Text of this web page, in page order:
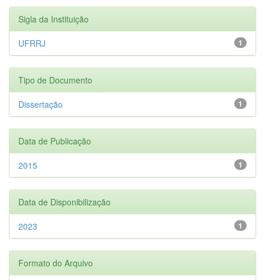
Sigla da Instituição
1
UFRRJ
Tipo de Documento
1
Dissertação
Data de Publicação
1
2015
Data de Disponibilização
1
2023
Formato do Arquivo